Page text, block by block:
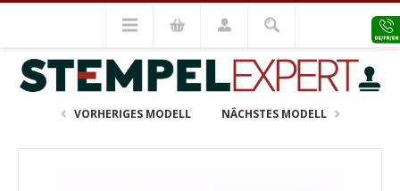
Datum & Bürostempel
Trodat Datumstempel Fix
Trodat Datumstempel 4750/L - EINGEGANGEN
VORHERIGES MODELL NÄCHSTES MODELL